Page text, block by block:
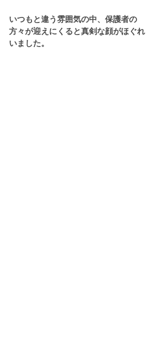
いつもと違う雰囲気の中、保護者の
方々が迎えにくると真剣な顔がほぐれ
いました。